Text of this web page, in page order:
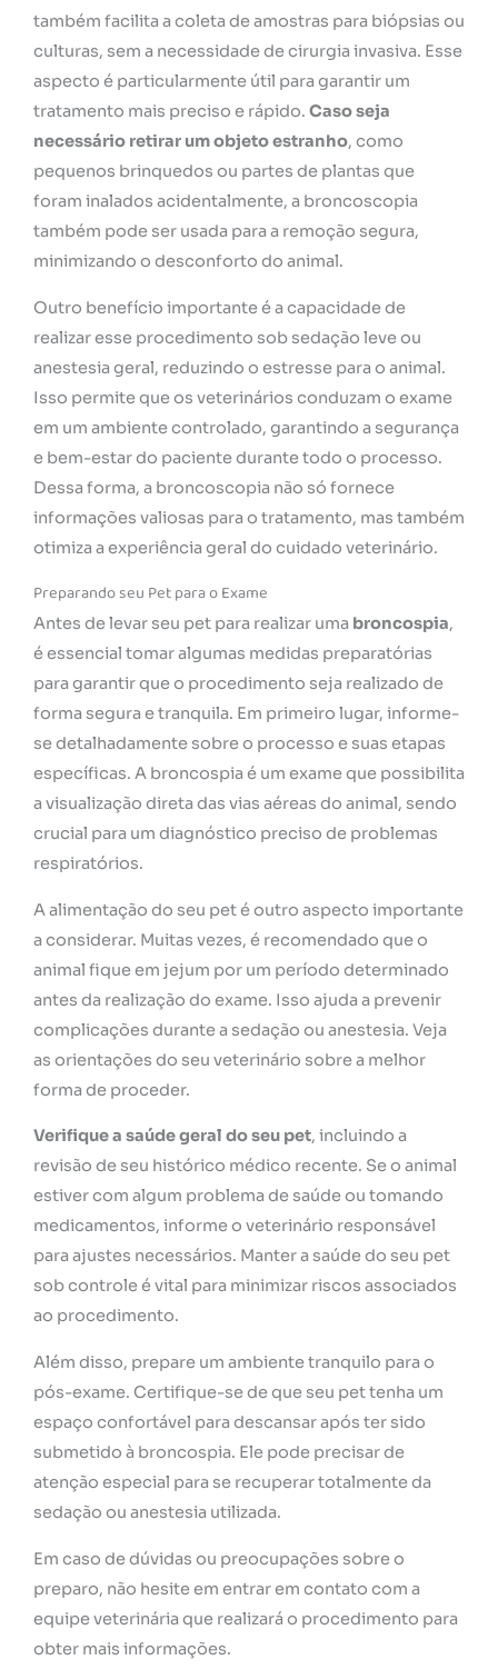
também facilita a coleta de amostras para biópsias ou
culturas, sem a necessidade de cirurgia invasiva. Esse
aspecto é particularmente útil para garantir um
tratamento mais preciso e rápido. Caso seja
necessário retirar um objeto estranho, como
pequenos brinquedos ou partes de plantas que
foram inalados acidentalmente, a broncoscopia
também pode ser usada para a remoção segura,
minimizando o desconforto do animal.
Outro benefício importante é a capacidade de
realizar esse procedimento sob sedação leve ou
anestesia geral, reduzindo o estresse para o animal.
Isso permite que os veterinários conduzam o exame
em um ambiente controlado, garantindo a segurança
e bem-estar do paciente durante todo o processo.
Dessa forma, a broncoscopia não só fornece
informações valiosas para o tratamento, mas também
otimiza a experiência geral do cuidado veterinário.
Preparando seu Pet para o Exame
Antes de levar seu pet para realizar uma broncospia,
é essencial tomar algumas medidas preparatórias
para garantir que o procedimento seja realizado de
forma segura e tranquila. Em primeiro lugar, informe-
se detalhadamente sobre o processo e suas etapas
específicas. A broncospia é um exame que possibilita
a visualização direta das vias aéreas do animal, sendo
crucial para um diagnóstico preciso de problemas
respiratórios.
A alimentação do seu pet é outro aspecto importante
a considerar. Muitas vezes, é recomendado que o
animal fique em jejum por um período determinado
antes da realização do exame. Isso ajuda a prevenir
complicações durante a sedação ou anestesia. Veja
as orientações do seu veterinário sobre a melhor
forma de proceder.
Verifique a saúde geral do seu pet, incluindo a
revisão de seu histórico médico recente. Se o animal
estiver com algum problema de saúde ou tomando
medicamentos, informe o veterinário responsável
para ajustes necessários. Manter a saúde do seu pet
sob controle é vital para minimizar riscos associados
ao procedimento.
Além disso, prepare um ambiente tranquilo para o
pós-exame. Certifique-se de que seu pet tenha um
espaço confortável para descansar após ter sido
submetido à broncospia. Ele pode precisar de
atenção especial para se recuperar totalmente da
sedação ou anestesia utilizada.
Em caso de dúvidas ou preocupações sobre o
preparo, não hesite em entrar em contato com a
equipe veterinária que realizará o procedimento para
obter mais informações.